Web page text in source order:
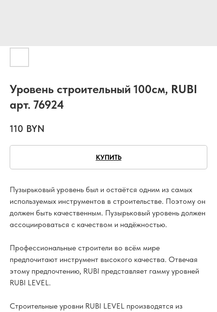
Уровень строительный 100см, RUBI
арт. 76924
110 BYN
КУПИТЬ
Пузырьковый уровень был и остаётся одним из самых
используемых инструментов в строительстве. Поэтому он
должен быть качественным. Пузырьковый уровень должен
ассоциироваться с качеством и надёжностью.
Профессиональные строители во всём мире
предпочитают инструмент высокого качества. Отвечая
этому предпочтению, RUBI представляет гамму уровней
RUBI LEVEL.
Строительные уровни RUBI LEVEL производятся из